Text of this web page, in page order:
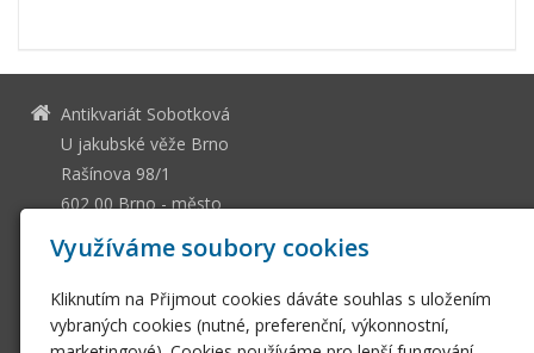
Antikvariát Sobotková
U jakubské věže Brno
Rašínova 98/1
602 00 Brno - město
13036661
CZ505112128
ssobotkova@gmail.com
+420 542 212 393
Využíváme soubory cookies
Kliknutím na Přijmout cookies dáváte souhlas s uložením
vybraných cookies (nutné, preferenční, výkonnostní,